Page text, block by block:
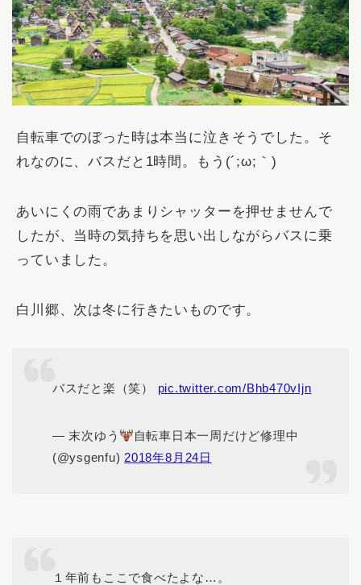
自転車でのぼった時は本当に泣きそうでした。そ
れなのに、バスだと1時間。もう(´;ω;｀)
あいにくの雨であまりシャッターを押せませんで
したが、当時の気持ちを思い出しながらバスに乗
っていました。
白川郷、次は冬に行きたいものです。
バスだと楽（笑） pic.twitter.com/Bhb470vIjn
— 末次ゆう
自転車日本一周だけど修理中
(@ysgenfu) 2018年8月24日
１年前もここで食べたよな…。